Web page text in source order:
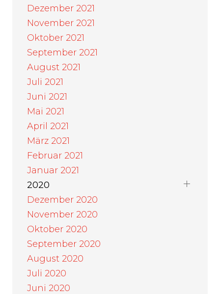
Dezember 2021
November 2021
Oktober 2021
September 2021
August 2021
Juli 2021
Juni 2021
Mai 2021
April 2021
März 2021
Februar 2021
Januar 2021
2020
Dezember 2020
November 2020
Oktober 2020
September 2020
August 2020
Juli 2020
Juni 2020